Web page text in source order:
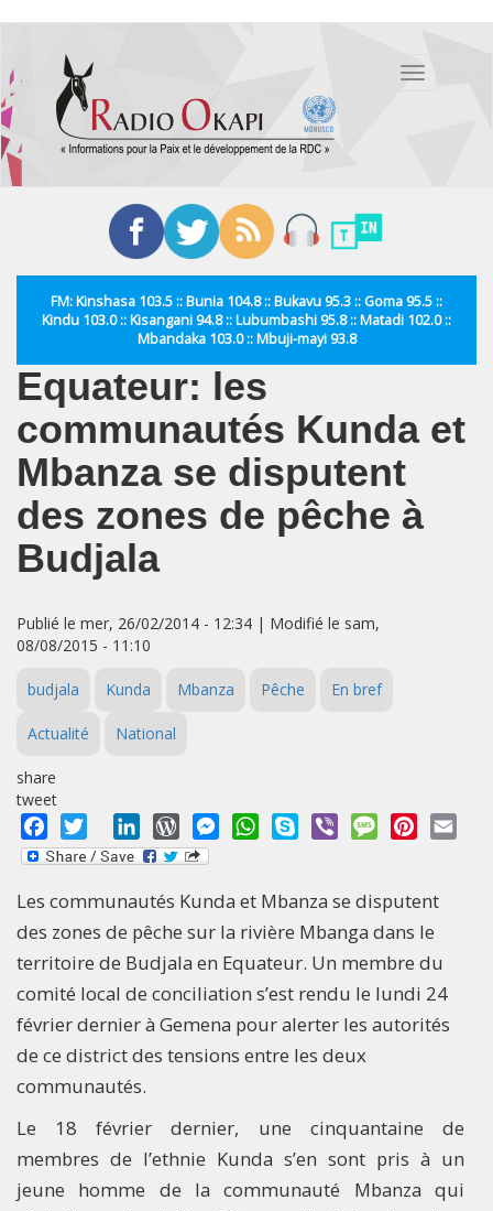
contenu
principal
Toggle
FM: Kinshasa 103.5 :: Bunia 104.8 :: Bukavu 95.3 :: Goma 95.5 ::
Kindu 103.0 :: Kisangani 94.8 :: Lubumbashi 95.8 :: Matadi 102.0 ::
Mbandaka 103.0 :: Mbuji-mayi 93.8
Equateur: les
communautés Kunda et
Mbanza se disputent
des zones de pêche à
Budjala
Publié le mer, 26/02/2014 - 12:34 | Modifié le sam,
08/08/2015 - 11:10
budjala Kunda Mbanza Pêche En bref
Actualité National
share
tweet
Facebook
Twitter LinkedInWordPressMessengerWhatsApp
Skype Viber MessagePinterest
Les communautés Kunda et Mbanza se disputent
des zones de pêche sur la rivière Mbanga dans le
territoire de Budjala en Equateur. Un membre du
comité local de conciliation s’est rendu le lundi 24
février dernier à Gemena pour alerter les autorités
de ce district des tensions entre les deux
communautés.
Le 18 février dernier, une cinquantaine de
membres de l’ethnie Kunda s’en sont pris à un
jeune homme de la communauté Mbanza qui